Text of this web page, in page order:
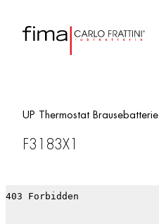
UP Thermostat Brausebatterie
F3183X1